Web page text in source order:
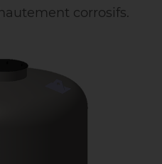
corrosifs.